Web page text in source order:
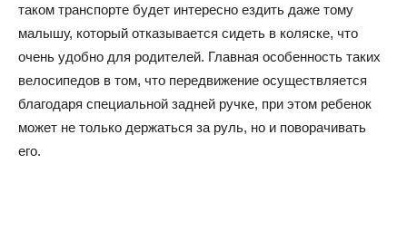
таком транспорте будет интересно ездить даже тому
малышу, который отказывается сидеть в коляске, что
очень удобно для родителей. Главная особенность таких
велосипедов в том, что передвижение осуществляется
благодаря специальной задней ручке, при этом ребенок
может не только держаться за руль, но и поворачивать
его.